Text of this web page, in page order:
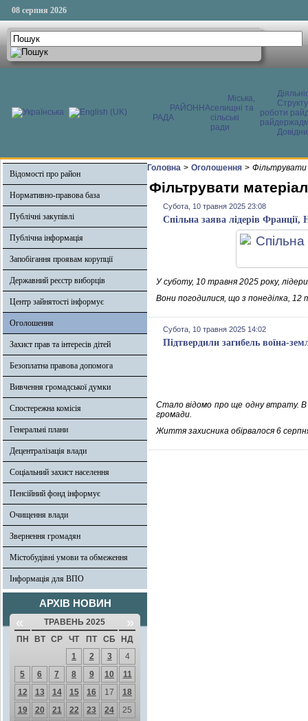
08 серпня 2026
РАЙОННА
РАДА
Міська,
селищні та
сільські
ради
роботи
Відомості про район
Нормативно-правова база
Публічні закупівлі
Публічна інформація
Запобігання проявам корупції
Державний реєстр виборців
Центр зайнятості інформує
Оголошення
Захист прав та інтересів дітей
Безоплатна правова допомога
Вивчення громадської думки
Спостережна комісія
Генеральні плани
Децентралізація влади
Соціальний захист населення
Пенсійний фонд інформує
Очищення влади
Звернення громадян
Містобудівні умови та обмеження
Інформація для ВПО
АРХІВ НОВИН
« ТРАВЕНЬ 2025 »
ПН ВТ СР ЧТ ПТ СБ
НД
1
2 3
4
5
6 7 8 9 10
11
12
13 14 15 16 17
18
19
20 21 22 23 24
25
Головна > Оголошення >
Фільтрувати
Субота, 10 травня 2025 23:08
Спільна заява лідерів
У суботу, 10 травня 2025 року,
Вони погодилися, що з понеділка,
Субота, 10 травня 2025 14:02
Підтвердили загибель воїна-
Стало відомо про ще одну втрату. В
громади.
Життя захисника обірвалося 6